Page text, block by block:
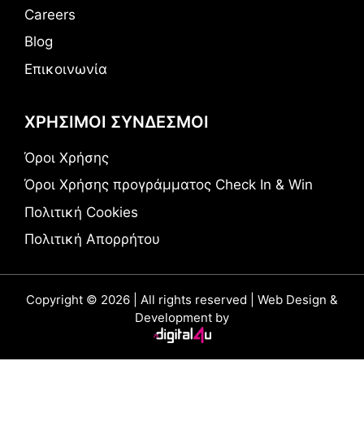
Careers
Blog
Επικοινωνία
ΧΡΗΣΙΜΟΙ ΣΥΝΔΕΣΜΟΙ
Όροι Χρήσης
Όροι Χρήσης προγράμματος Check In & Win
Πολιτική Cookies
Πολιτική Απορρήτου
Copyright © 2026 | All rights reserved | Web Design &
Development by